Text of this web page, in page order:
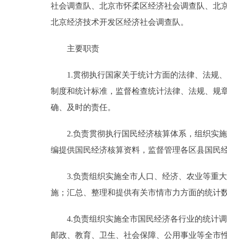
社会调查队、北京市怀柔区经济社会调查队、北
北京经济技术开发区经济社会调查队。
主要职责
1.贯彻执行国家关于统计方面的法律、法规、
制度和统计标准，监督检查统计法律、法规、规
确、及时的责任。
2.负责贯彻执行国民经济核算体系，组织实施
编提供国民经济核算资料，监督管理各区县国民
3.负责组织实施全市人口、经济、农业等重大
施；汇总、整理和提供有关市情市力方面的统计
4.负责组织实施全市国民经济各行业的统计调
邮政、教育、卫生、社会保障、公用事业等全市